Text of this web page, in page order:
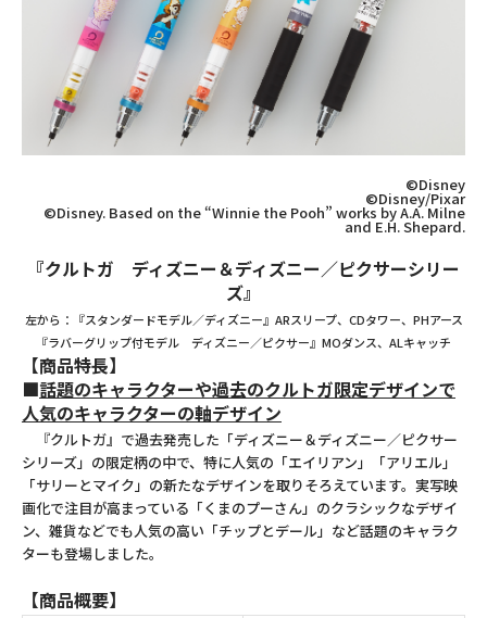
©Disney
©Disney/Pixar
©Disney. Based on the “Winnie the Pooh” works by A.A. Milne
and E.H. Shepard.
『クルトガ ディズニー＆ディズニー／ピクサーシリー
ズ』
左から：『スタンダードモデル／ディズニー』ARスリープ、CDタワー、PHアース
『ラバーグリップ付モデル ディズニー／ピクサー』MOダンス、ALキャッチ
【商品特長】
■話題のキャラクターや過去のクルトガ限定デザインで
人気のキャラクターの軸デザイン
『クルトガ』で過去発売した「ディズニー＆ディズニー／ピクサー
シリーズ」の限定柄の中で、特に人気の「エイリアン」「アリエル」
「サリーとマイク」の新たなデザインを取りそろえています。実写映
画化で注目が高まっている「くまのプーさん」のクラシックなデザイ
ン、雑貨などでも人気の高い「チップとデール」など話題のキャラク
ターも登場しました。
【商品概要】